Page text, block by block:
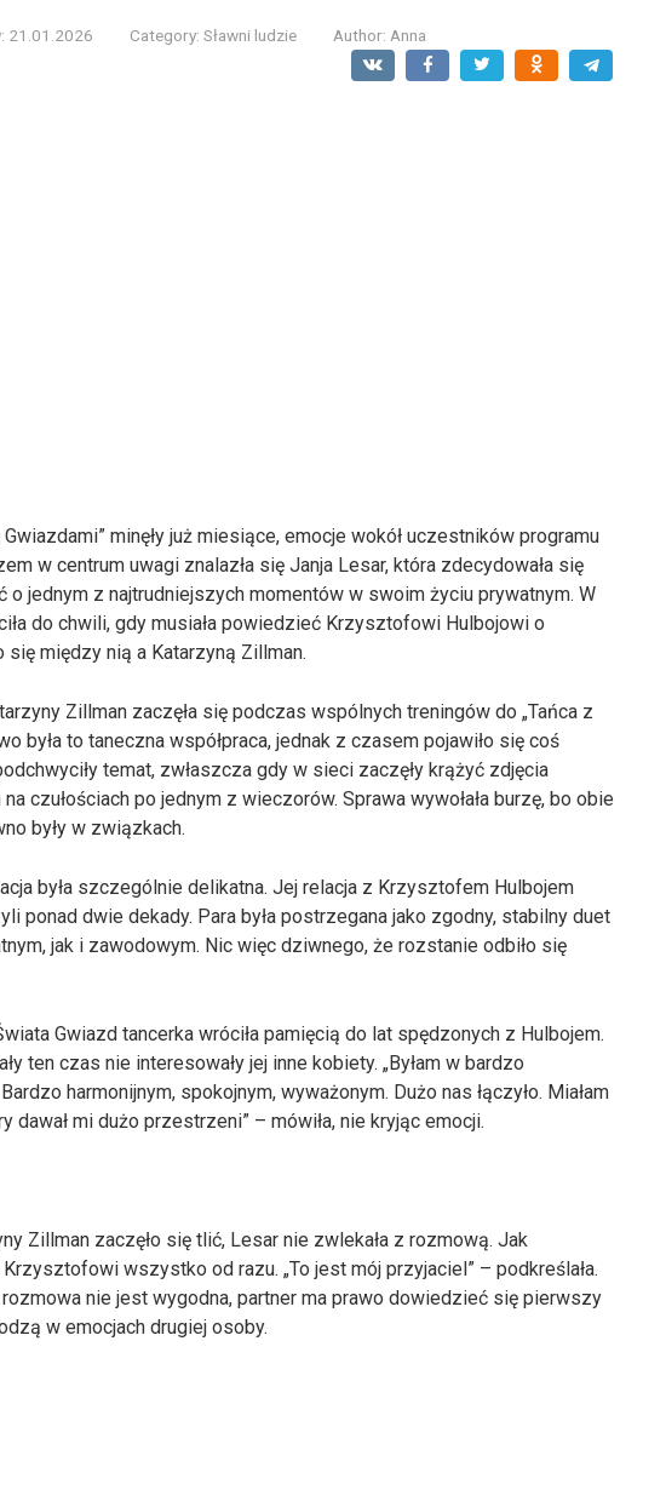
21.01.2026 Category: Sławni ludzie Author: Anna
Gwiazdami” minęły już miesiące, emocje wokół uczestników programu
w centrum uwagi znalazła się Janja Lesar, która zdecydowała się
jednym z najtrudniejszych momentów w swoim życiu prywatnym. W
do chwili, gdy musiała powiedzieć Krzysztofowi Hulbojowi o
się między nią a Katarzyną Zillman.
Zillman zaczęła się podczas wspólnych treningów do „Tańca z
była to taneczna współpraca, jednak z czasem pojawiło się coś
temat, zwłaszcza gdy w sieci zaczęły krążyć zdjęcia
czułościach po jednym z wieczorów. Sprawa wywołała burzę, bo obie
były w związkach.
była szczególnie delikatna. Jej relacja z Krzysztofem Hulbojem
ponad dwie dekady. Para była postrzegana jako zgodny, stabilny duet
jak i zawodowym. Nic więc dziwnego, że rozstanie odbiło się
Gwiazd tancerka wróciła pamięcią do lat spędzonych z Hulbojem.
ten czas nie interesowały jej inne kobiety. „Byłam w bardzo
harmonijnym, spokojnym, wyważonym. Dużo nas łączyło. Miałam
dawał mi dużo przestrzeni” – mówiła, nie kryjąc emocji.
Zillman zaczęło się tlić, Lesar nie zwlekała z rozmową. Jak
Krzysztofowi wszystko od razu. „To jest mój przyjaciel” – podkreślała.
rozmowa nie jest wygodna, partner ma prawo dowiedzieć się pierwszy
w emocjach drugiej osoby.